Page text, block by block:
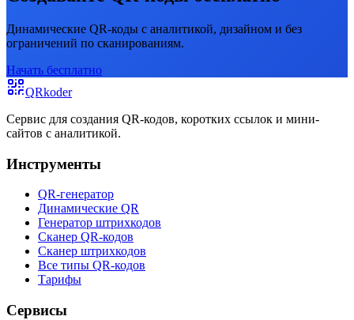
Динамические QR-коды с аналитикой, дизайном и без
ограничений по сканированиям.
Начать бесплатно
QRkoder
Сервис для создания QR-кодов, коротких ссылок и мини-
сайтов с аналитикой.
Инструменты
QR-генератор
Динамические QR
Генератор штрихкодов
Сканер QR-кодов
Сканер штрихкодов
Все типы QR-кодов
Тарифы
Сервисы